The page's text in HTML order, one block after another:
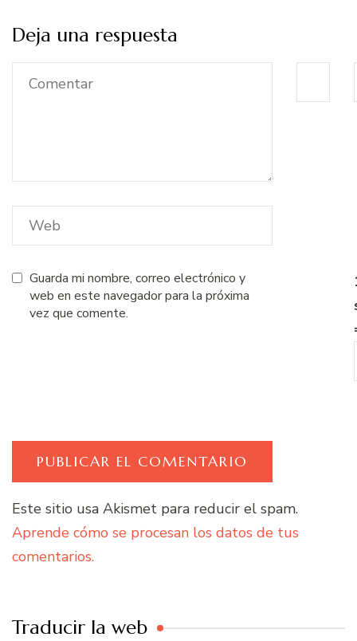
Deja una respuesta
Guarda mi nombre, correo electrónico y
web en este navegador para la próxima
vez que comente.
Este sitio usa Akismet para reducir el spam.
Aprende cómo se procesan los datos de tus
comentarios.
Traducir la web